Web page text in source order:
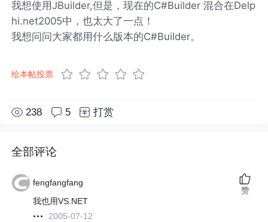
我想使用JBuilder,但是，现在的C#Builder 混合在Delp
hi.net2005中，也太大了一点！
我想问问大家都用什么版本的C#Builder。
给本帖投票
238 5 打赏
全部评论
fengfangfang
我也用VS.NET
2005-07-12
赞